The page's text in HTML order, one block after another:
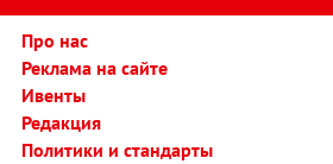
Про нас
Реклама на сайте
Ивенты
Редакция
Политики и стандарты